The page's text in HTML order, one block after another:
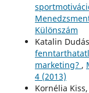
Különszám
Katalin
marketing? ,
4 (2013)
Kornélia